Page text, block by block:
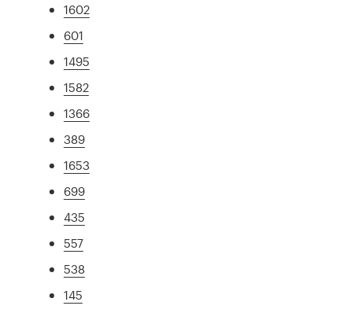
1602
601
1495
1582
1366
389
1653
699
435
557
538
145